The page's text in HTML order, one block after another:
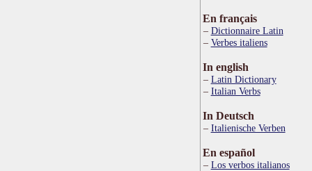
En français
Dictionnaire Latin
Verbes italiens
In english
Latin Dictionary
Italian Verbs
In Deutsch
Italienische Verben
En español
Los verbos italianos